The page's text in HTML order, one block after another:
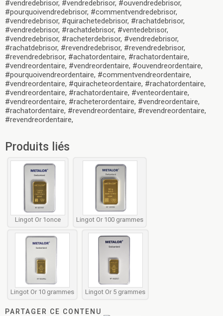
#vendredebrisor, #vendredebrisor, #ouvendredebrisor,
#pourquoivendredebrisor, #commentvendredebrisor,
#vendredebrisor, #quirachetedebrisor, #rachatdebrisor,
#vendredebrisor, #rachatdebrisor, #ventedebrisor,
#vendredebrisor, #racheterdebrisor, #vendredebrisor,
#rachatdebrisor, #revendredebrisor, #revendredebrisor,
#revendredebrisor, #achatordentaire, #rachatordentaire,
#vendreordentaire, #vendreordentaire, #ouvendreordentaire,
#pourquoivendreordentaire, #commentvendreordentaire,
#vendreordentaire, #quiracheteordentaire, #rachatordentaire,
#vendreordentaire, #rachatordentaire, #venteordentaire,
#vendreordentaire, #racheterordentaire, #vendreordentaire,
#rachatordentaire, #revendreordentaire, #revendreordentaire,
#revendreordentaire,
Produits liés
Lingot Or 1once Lingot Or 100 grammes
Lingot Or 10 grammes Lingot Or 5 grammes
PARTAGER CE CONTENU